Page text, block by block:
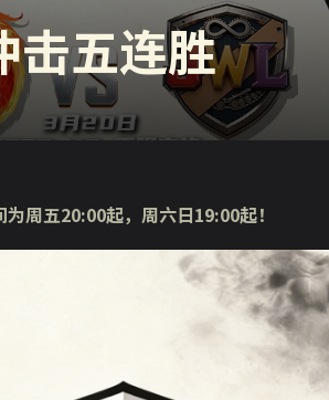
击五连胜
为周五20:00起，周六日19:00起！